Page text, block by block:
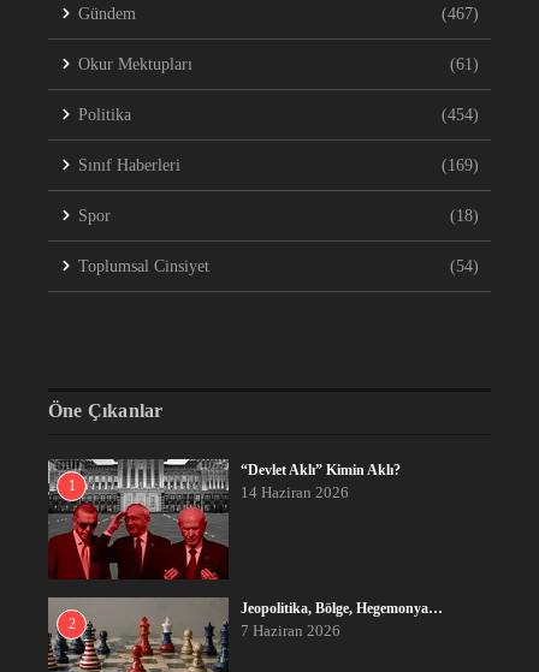
Gündem (467)
Okur Mektupları (61)
Politika (454)
Sınıf Haberleri (169)
Spor (18)
Toplumsal Cinsiyet (54)
Öne Çıkanlar
1
“Devlet Aklı” Kimin Aklı?
14 Haziran 2026
2
Jeopolitika, Bölge, Hegemonya…
7 Haziran 2026